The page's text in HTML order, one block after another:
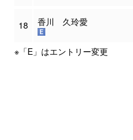
18 香川 久玲愛
※「E」はエントリー変更